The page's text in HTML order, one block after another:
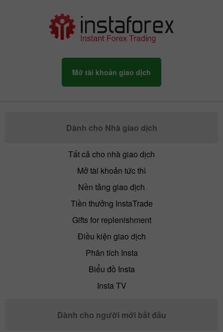
Mở tài khoản giao dịch
Dành cho Nhà giao dịch
Tất cả cho nhà giao dịch
Mở tài khoản tức thì
Nền tảng giao dịch
Tiền thưởng InstaTrade
Gifts for replenishment
Điều kiện giao dịch
Phân tích Insta
Biểu đồ Insta
Insta TV
Dành cho người mới bắt đầu